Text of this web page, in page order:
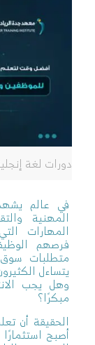
دورات لغة
في عالم
المهنية
المهارات
فرصهم
متطلبات سوق
يتساءل
وهل يجب
مبكرًا؟
الحقيقة أن
أصبح